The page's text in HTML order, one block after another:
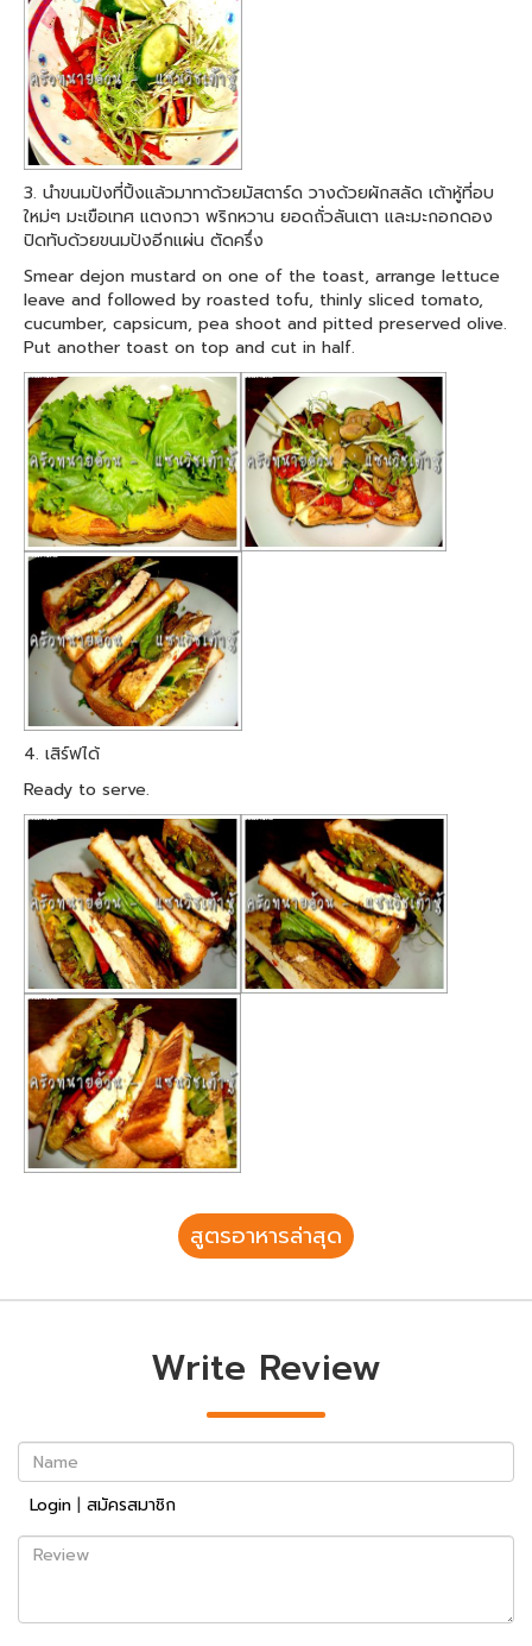
3. นำขนมปังที่ปิ้งแล้วมาทาด้วยมัสตาร์ด วางด้วยผักสลัด เต้าหู้ที่อบ
ใหม่ๆ มะเขือเทศ แตงกวา พริกหวาน ยอดถั่วลันเตา และมะกอกดอง
ปิดทับด้วยขนมปังอีกแผ่น ตัดครึ่ง
Smear dejon mustard on one of the toast, arrange lettuce
leave and followed by roasted tofu, thinly sliced tomato,
cucumber, capsicum, pea shoot and pitted preserved olive.
Put another toast on top and cut in half.
4. เสิร์ฟได้
Ready to serve.
สูตรอาหารล่าสุด
Write Review
Name
Login | สมัครสมาชิก
Review